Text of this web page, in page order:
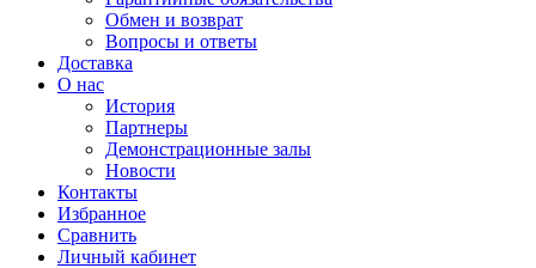
Обмен и возврат
Вопросы и ответы
Доставка
О нас
История
Партнеры
Демонстрационные залы
Новости
Контакты
Избранное
Сравнить
Личный кабинет